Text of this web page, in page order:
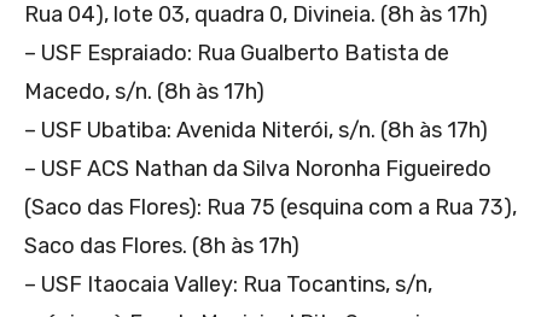
Rua 04), lote 03, quadra 0, Divineia. (8h às 17h)
– USF Espraiado: Rua Gualberto Batista de
Macedo, s/n. (8h às 17h)
– USF Ubatiba: Avenida Niterói, s/n. (8h às 17h)
– USF ACS Nathan da Silva Noronha Figueiredo
(Saco das Flores): Rua 75 (esquina com a Rua 73),
Saco das Flores. (8h às 17h)
– USF Itaocaia Valley: Rua Tocantins, s/n,